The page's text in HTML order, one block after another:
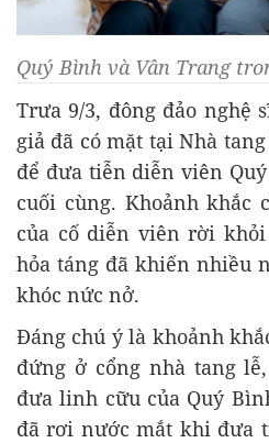
Quý Bình và Vân Trang
Trưa 9/3, đông đảo nghệ
giả đã có mặt tại Nhà
để đưa tiễn diễn viên
cuối cùng. Khoảnh khắc
của cố diễn viên rời
hỏa táng đã khiến nhiều
khóc nức nở.
Đáng chú ý là khoảnh
đứng ở cổng nhà tang
đưa linh cữu của Quý
đã rơi nước mắt khi đưa